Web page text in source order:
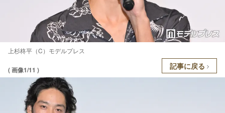
上杉柊平（C）モデルプレス
( 画像1/11 ) 記事に戻る